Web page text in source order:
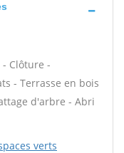
- Clôture -
- Terrasse en bois
d'arbre - Abri
verts